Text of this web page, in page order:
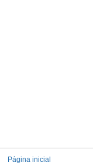
Página inicial